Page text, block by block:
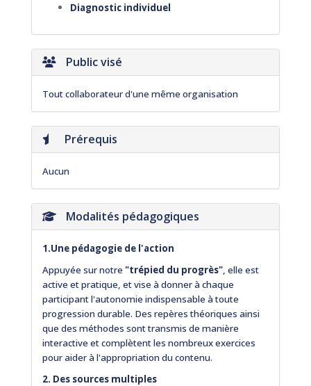
Diagnostic individuel
Public visé
Tout collaborateur d'une même organisation
Prérequis
Aucun
Modalités pédagogiques
1.Une pédagogie de l'action
Appuyée sur notre "trépied du progrès", elle est
active et pratique, et vise à donner à chaque
participant l'autonomie indispensable à toute
progression durable. Des repères théoriques ainsi
que des méthodes sont transmis de manière
interactive et complètent les nombreux exercices
pour aider à l'appropriation du contenu.
2. Des sources multiples